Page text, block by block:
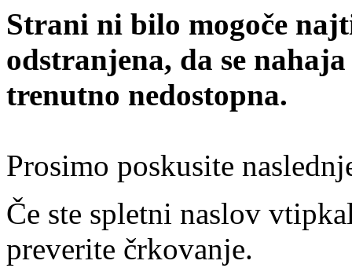
Strani ni bilo mogoče
odstranjena, da se
trenutno nedostopna.
Prosimo poskusite
Če ste spletni naslov
preverite črkovanje.